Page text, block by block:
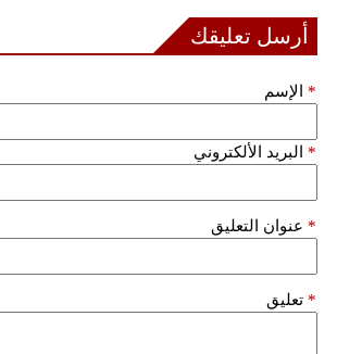
أرسل تعليقك
الإسم *
البريد الألكتروني *
عنوان التعليق *
تعليق *